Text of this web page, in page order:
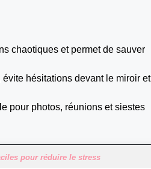
chaotiques et permet de sauver
hésitations devant le miroir et
pour photos, réunions et siestes
pour réduire le stress